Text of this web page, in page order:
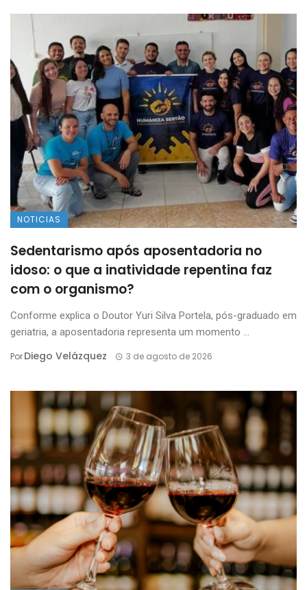
NOTICIAS
Sedentarismo após aposentadoria no
idoso: o que a inatividade repentina faz
com o organismo?
Conforme explica o Doutor Yuri Silva Portela, pós-graduado em
geriatria, a aposentadoria representa um momento ...
PorDiego Velázquez 3 de agosto de 2026